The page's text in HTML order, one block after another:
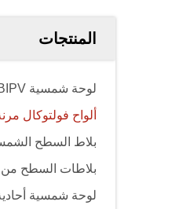
المنتجات
لوحة شمسية BIPV
ألواح فولتوكال
بلاط السطح
بلاطات السطح
لوحة شمسية